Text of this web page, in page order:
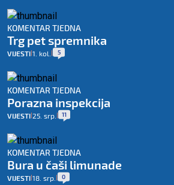
KOMENTAR TJEDNA
Trg pet spremnika
VIJESTI 1. kol. 5
KOMENTAR TJEDNA
Porazna inspekcija
VIJESTI 25. srp. 11
KOMENTAR TJEDNA
Bura u čaši limunade
VIJESTI 18. srp. 0